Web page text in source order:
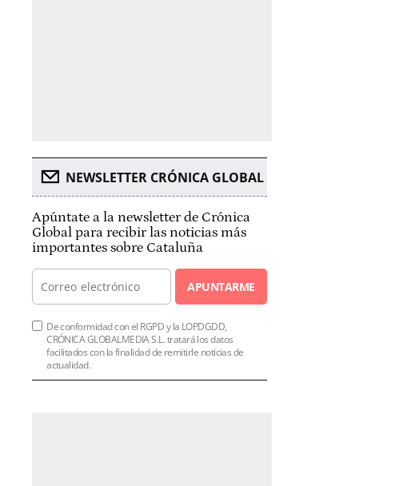
NEWSLETTER CRÓNICA GLOBAL
Apúntate a la newsletter de Crónica
Global para recibir las noticias más
importantes sobre Cataluña
APUNTARME
De conformidad con el RGPD y la LOPDGDD,
CRÓNICA GLOBALMEDIA S.L. tratará los datos
facilitados con la finalidad de remitirle noticias de
actualidad.